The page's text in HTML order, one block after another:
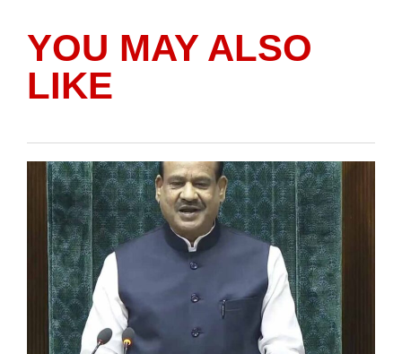
YOU MAY ALSO
LIKE